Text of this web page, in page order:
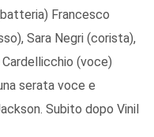
Francesco
Sara Negri (corista),
Cardellicchio (voce)
serata voce e
Subito dopo Vinil